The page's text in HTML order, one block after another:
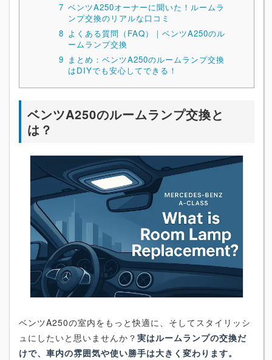
7 ベンツA250オーナーに聞いた！ルームラ
ンプ交換のリアルな口コミ
8 よくある質問（FAQ）｜ベンツA250のル
ームランプ交換
9 まとめ：ベンツA250のルームランプ交換
はDIYでも安心してできる！
ベンツA250のルームランプ交換と
は？
ベンツA250の室内をもっと快適に、そしてスタイリッシ
ュにしたいと思いませんか？ 実はルームランプの交換だ
けで、車内の雰囲気や使い勝手は大きく変わります。